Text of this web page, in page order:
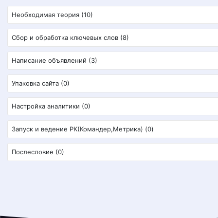
Необходимая теория (10)
Сбор и обработка ключевых слов (8)
Написание объявлений (3)
Упаковка сайта (0)
Настройка аналитики (0)
Запуск и ведение РК(Командер,Метрика) (0)
Послесловие (0)